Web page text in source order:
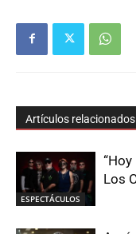
Artículos relacionados
ESPECTÁCULOS
Los